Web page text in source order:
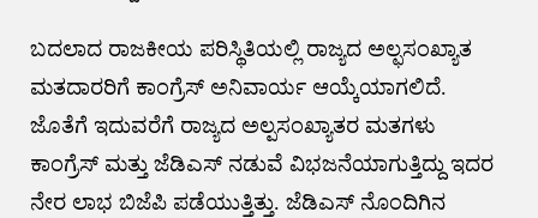
ಬದಲಾದ ರಾಜಕೀಯ ಪರಿಸ್ಥಿತಿಯಲ್ಲಿ ರಾಜ್ಯದ ಅಲ್ಫಸಂಖ್ಯಾತ
ಮತದಾರರಿಗೆ ಕಾಂಗ್ರೆಸ್ ಅನಿವಾರ್ಯ ಆಯ್ಕೆಯಾಗಲಿದೆ.
ಜೊತೆಗೆ ಇದುವರೆಗೆ ರಾಜ್ಯದ ಅಲ್ಪಸಂಖ್ಯಾತರ ಮತಗಳು
ಕಾಂಗ್ರೆಸ್ ಮತ್ತು ಜೆಡಿಎಸ್ ನಡುವೆ ವಿಭಜನೆಯಾಗುತ್ತಿದ್ದು ಇದರ
ನೇರ ಲಾಭ ಬಿಜೆಪಿ ಪಡೆಯುತ್ತಿತ್ತು. ಜೆಡಿಎಸ್ ನೊಂದಿಗಿನ